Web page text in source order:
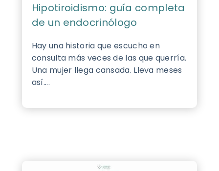
Hipotiroidismo: guía completa
de un endocrinólogo
Hay una historia que escucho en
consulta más veces de las que querría.
Una mujer llega cansada. Lleva meses
así....